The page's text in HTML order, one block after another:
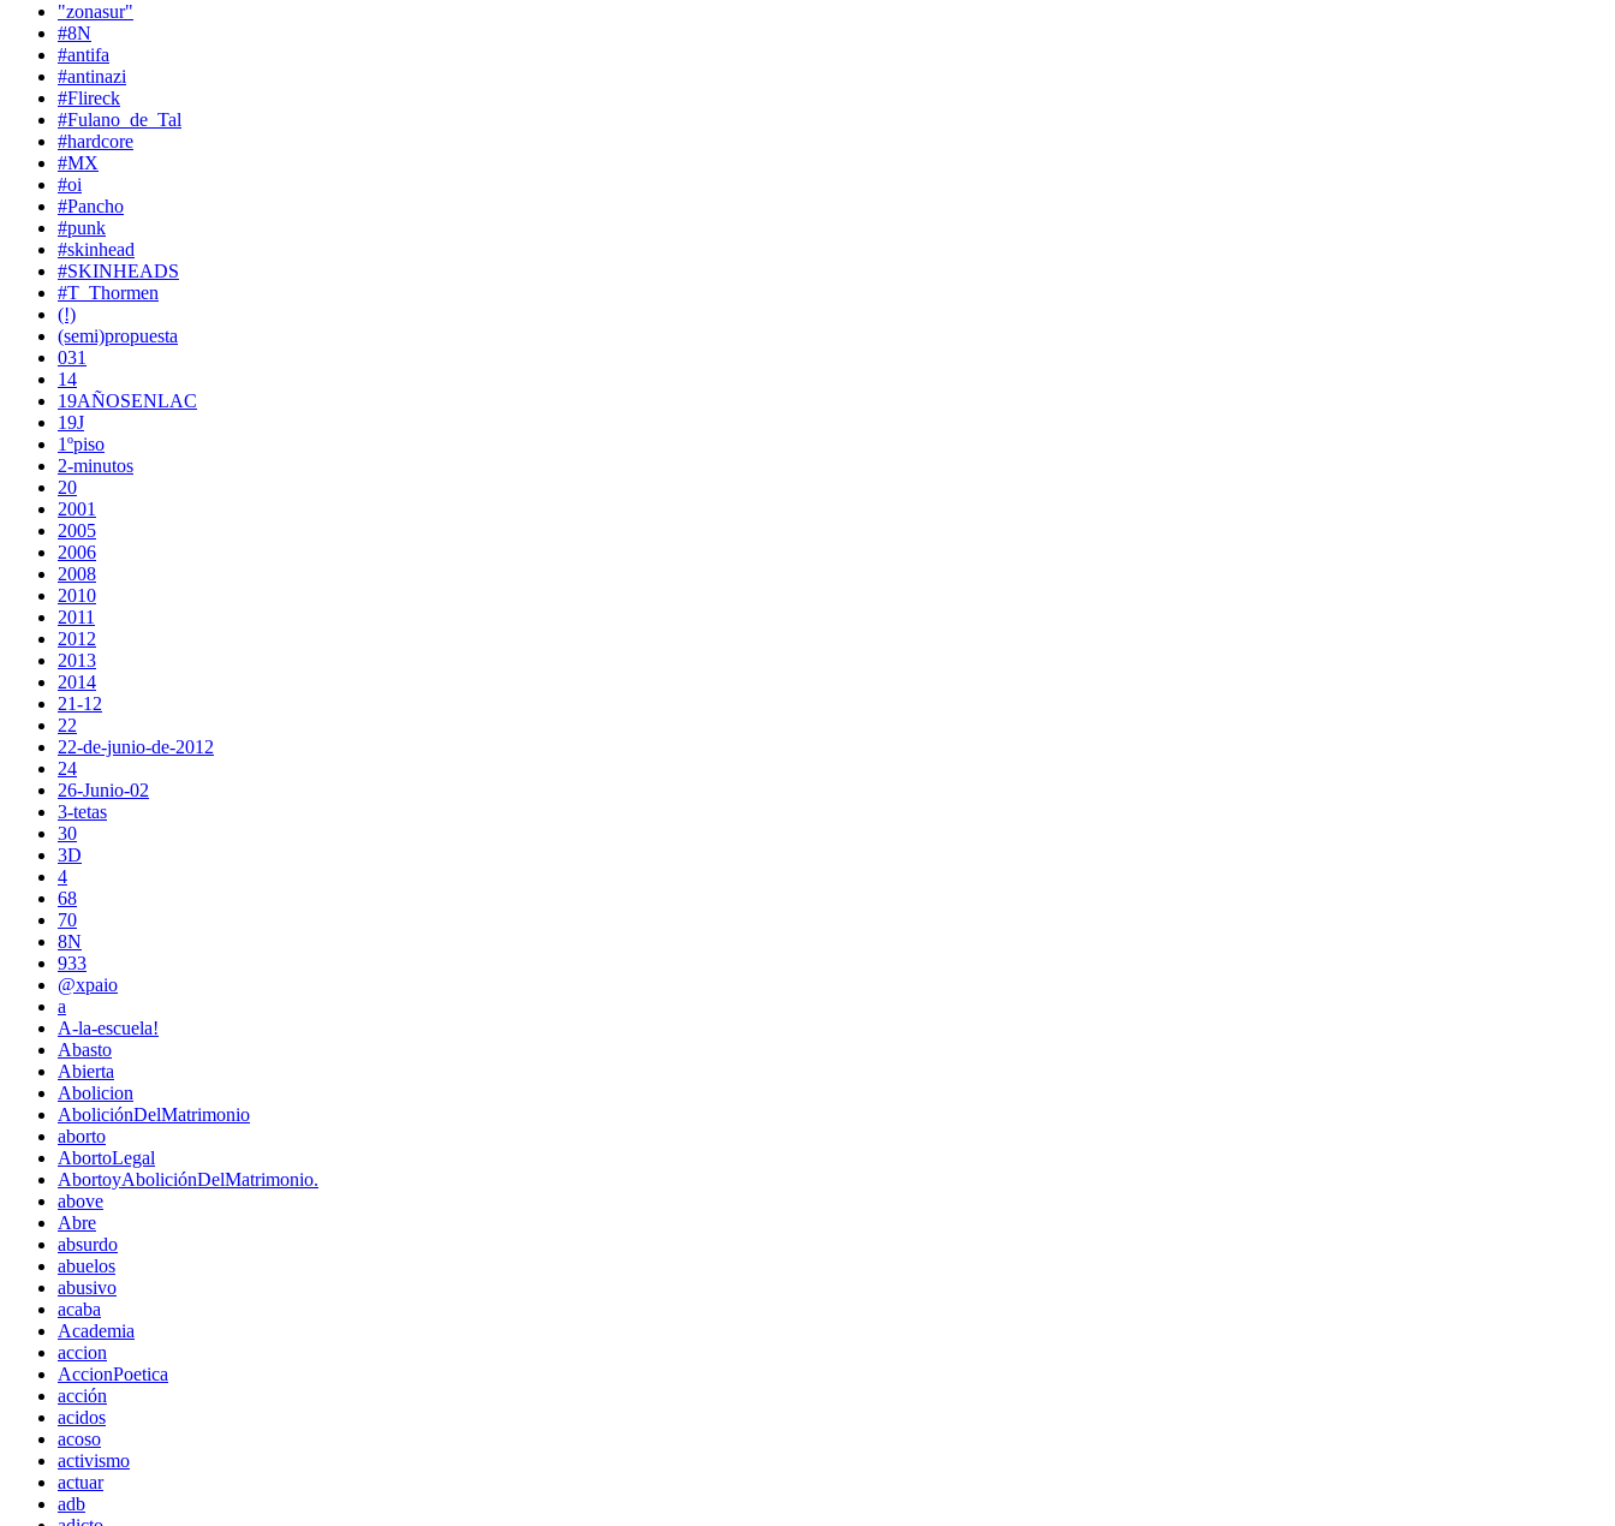
"zonasur"
#8N
#antifa
#antinazi
#Flireck
#Fulano_de_Tal
#hardcore
#MX
#oi
#Pancho
#punk
#skinhead
#SKINHEADS
#T_Thormen
(!)
(semi)propuesta
031
14
19AÑOSENLAC
19J
1ºpiso
2-minutos
20
2001
2005
2006
2008
2010
2011
2012
2013
2014
21-12
22
22-de-junio-de-2012
24
26-Junio-02
3-tetas
30
3D
4
68
70
8N
933
@xpaio
a
A-la-escuela!
Abasto
Abierta
Abolicion
AboliciónDelMatrimonio
aborto
AbortoLegal
AbortoyAboliciónDelMatrimonio.
above
Abre
absurdo
abuelos
abusivo
acaba
Academia
accion
AccionPoetica
acción
acidos
acoso
activismo
actuar
adb